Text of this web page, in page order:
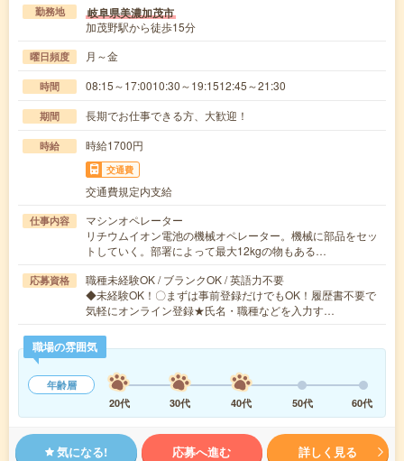
勤務地 岐阜県美濃加茂市
加茂野駅から徒歩15分
曜日頻度 月～金
時間 08:15～17:0010:30～19:1512:45～21:30
期間 長期でお仕事できる方、大歓迎！
時給 時給1700円
交通費
交通費規定内支給
仕事内容
マシンオペレーター
リチウムイオン電池の機械オペレーター。機械に部品をセッ
トしていく。部署によって最大12kgの物もある…
応募資格
職種未経験OK / ブランクOK / 英語力不要
◆未経験OK！〇まずは事前登録だけでもOK！履歴書不要で
気軽にオンライン登録★氏名・職種などを入力す…
職場の雰囲気
年齢層
20代
30代 40代 50代 60代
気になる! 応募へ進む 詳しく見る